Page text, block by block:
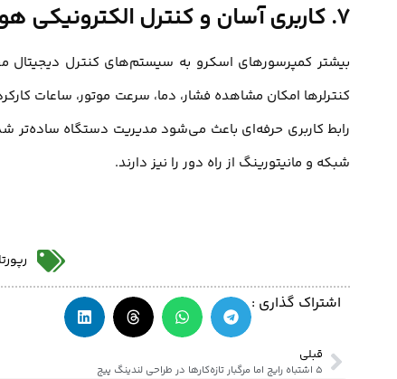
۷. کاربری آسان و کنترل الکترونیکی هوشمند
بیشتر کمپرسورهای اسکرو به سیستم‌های کنترل دیجیتال
کنترلرها امکان مشاهده فشار، دما، سرعت موتور، ساعات
رابط کاربری حرفه‌ای باعث می‌شود مدیریت دستگاه ساده‌تر
شبکه و مانیتورینگ از راه دور را نیز دارند.
اشتراک گذاری :
قبلی
5 اشتباه رایج اما مرگبار تازه‌کارها در طراحی لندینگ پیج